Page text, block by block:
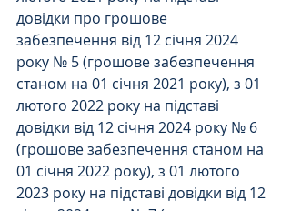
довідки про грошове
забезпечення від 12 січня 2024
року № 5 (грошове забезпечення
станом на 01 січня 2021 року), з 01
лютого 2022 року на підставі
довідки від 12 січня 2024 року № 6
(грошове забезпечення станом на
01 січня 2022 року), з 01 лютого
2023 року на підставі довідки від 12